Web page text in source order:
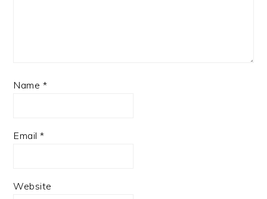
Name *
Email*
Website